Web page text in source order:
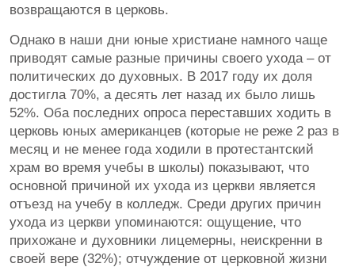
возвращаются в церковь.
Однако в наши дни юные христиане намного чаще
приводят самые разные причины своего ухода – от
политических до духовных. В 2017 году их доля
достигла 70%, а десять лет назад их было лишь
52%. Оба последних опроса переставших ходить в
церковь юных американцев (которые не реже 2 раз в
месяц и не менее года ходили в протестантский
храм во время учебы в школы) показывают, что
основной причиной их ухода из церкви является
отъезд на учебу в колледж. Среди других причин
ухода из церкви упоминаются: ощущение, что
прихожане и духовники лицемерны, неискренни в
своей вере (32%); отчуждение от церковной жизни